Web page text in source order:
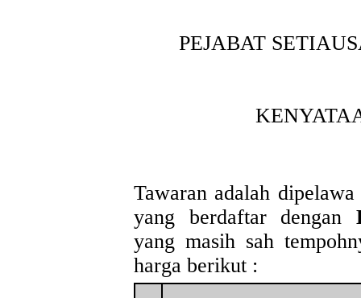
PEJABAT
Tawaran adalah
yang berdaftar dengan
yang masih sah
harga berikut :